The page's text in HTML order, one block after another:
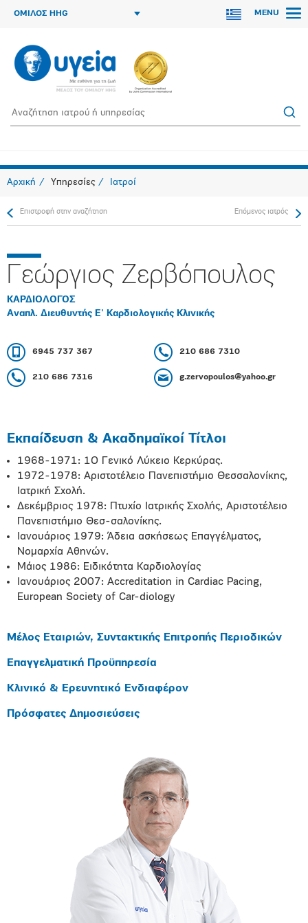
ΟΜΙΛΟΣ HHG MENU
Αρχική Υπηρεσίες Ιατροί
Επιστροφή στην αναζήτηση Επόμενος ιατρός
Γεώργιος Ζερβόπουλος
ΚΑΡΔΙΟΛΟΓΟΣ
Αναπλ. Διευθυντής Ε' Καρδιολογικής Κλινικής
6945 737 367 210 686 7310
210 686 7316 g.zervopoulos@yahoo.gr
Εκπαίδευση & Ακαδημαϊκοί Τίτλοι
1968-1971: 1Ο Γενικό Λύκειο Κερκύρας.
1972-1978: Αριστοτέλειο Πανεπιστήμιο Θεσσαλονίκης,
Ιατρική Σχολή.
Δεκέμβριος 1978: Πτυχίο Ιατρικής Σχολής, Αριστοτέλειο
Πανεπιστήμιο Θεσ-σαλονίκης.
Ιανουάριος 1979: Άδεια ασκήσεως Επαγγέλματος,
Νομαρχία Αθηνών.
Μάιος 1986: Ειδικότητα Καρδιολογίας
Ιανουάριος 2007: Accreditation in Cardiac Pacing,
European Society of Car-diology
Μέλος Εταιριών, Συντακτικής Επιτροπής Περιοδικών
Επαγγελματική Προϋπηρεσία
Κλινικό & Ερευνητικό Ενδιαφέρον
Πρόσφατες Δημοσιεύσεις